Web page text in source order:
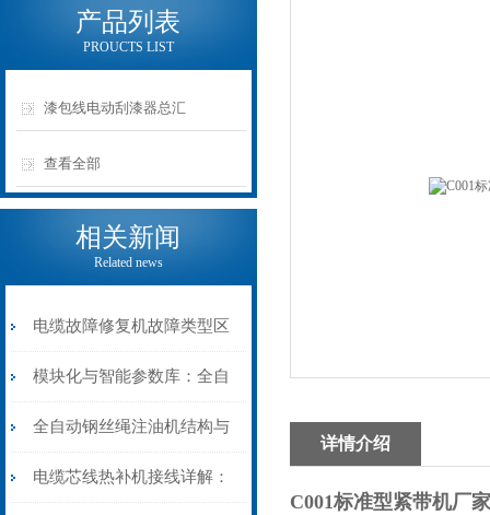
产品列表
PROUCTS LIST
漆包线电动刮漆器总汇
查看全部
相关新闻
Related news
电缆故障修复机故障类型区
分指南：从“绝缘电
阻”到“波形特征”的精准诊
断逻辑
模块化与智能参数库：全自
动电缆修复机的快速换型逻
辑
全自动钢丝绳注油机结构与
工作原理：揭秘高效润滑的
电缆芯线热补机接线详解：
详情介绍
C001标准型紧带机厂家